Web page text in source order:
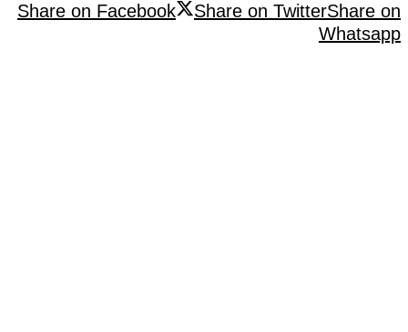
Share on Facebook
Share on TwitterShare on
Whatsapp